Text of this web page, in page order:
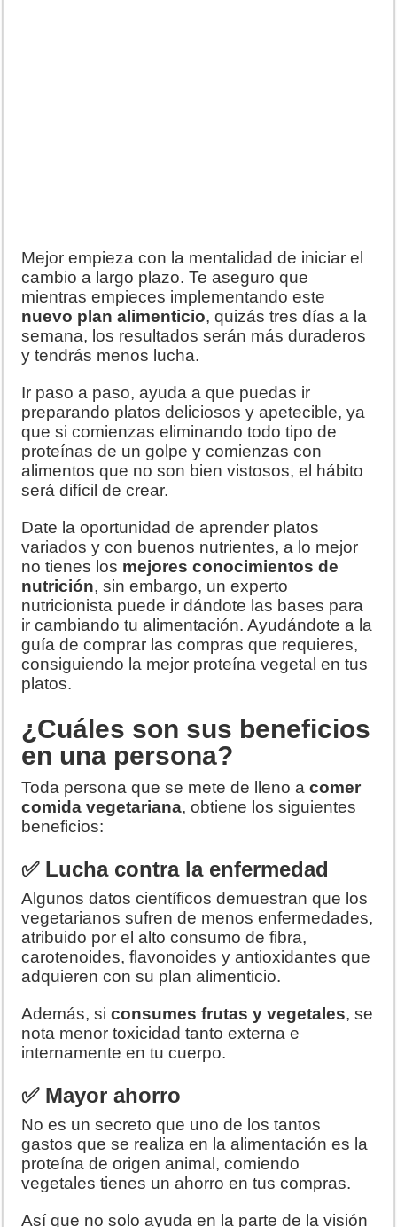
Mejor empieza con la mentalidad de iniciar el
cambio a largo plazo. Te aseguro que
mientras empieces implementando este
nuevo plan alimenticio, quizás tres días a la
semana, los resultados serán más duraderos
y tendrás menos lucha.
Ir paso a paso, ayuda a que puedas ir
preparando platos deliciosos y apetecible, ya
que si comienzas eliminando todo tipo de
proteínas de un golpe y comienzas con
alimentos que no son bien vistosos, el hábito
será difícil de crear.
Date la oportunidad de aprender platos
variados y con buenos nutrientes, a lo mejor
no tienes los mejores conocimientos de
nutrición, sin embargo, un experto
nutricionista puede ir dándote las bases para
ir cambiando tu alimentación. Ayudándote a la
guía de comprar las compras que requieres,
consiguiendo la mejor proteína vegetal en tus
platos.
¿Cuáles son sus beneficios
en una persona?
Toda persona que se mete de lleno acomer
comida vegetariana, obtiene los siguientes
beneficios:
✅ Lucha contra la enfermedad
Algunos datos científicos demuestran que los
vegetarianos sufren de menos enfermedades,
atribuido por el alto consumo de fibra,
carotenoides, flavonoides y antioxidantes que
adquieren con su plan alimenticio.
Además, siconsumes frutas y vegetales, se
nota menor toxicidad tanto externa e
internamente en tu cuerpo.
✅ Mayor ahorro
No es un secreto que uno de los tantos
gastos que se realiza en la alimentación es la
proteína de origen animal, comiendo
vegetales tienes un ahorro en tus compras.
Así que no solo ayuda en la parte de la visión